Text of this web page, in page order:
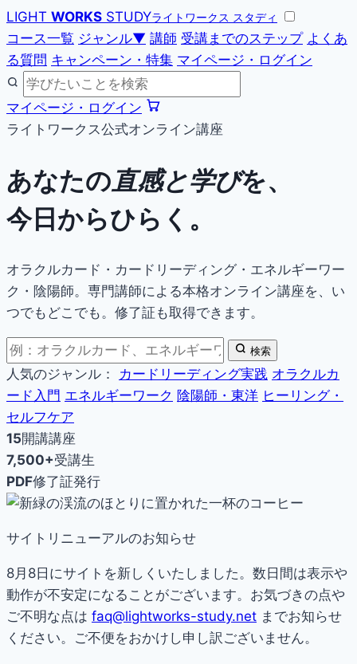
LIGHT WORKS STUDYライトワークス スタディ
コース一覧 ジャンル▼ 講師 受講までのステップ よくあ
る質問 キャンペーン・特集 マイページ・ログイン
マイページ・ログイン
ライトワークス公式オンライン講座
あなたの直感と学びを、
今日からひらく。
オラクルカード・カードリーディング・エネルギーワー
ク・陰陽師。専門講師による本格オンライン講座を、い
つでもどこでも。修了証も取得できます。
検索
人気のジャンル： カードリーディング実践 オラクルカ
ード入門 エネルギーワーク 陰陽師・東洋 ヒーリング・
セルフケア
15開講講座
7,500+受講生
PDF修了証発行
サイトリニューアルのお知らせ
8月8日にサイトを新しくいたしました。数日間は表示や
動作が不安定になることがございます。お気づきの点や
ご不明な点は faq@lightworks-study.net までお知らせ
ください。ご不便をおかけし申し訳ございません。